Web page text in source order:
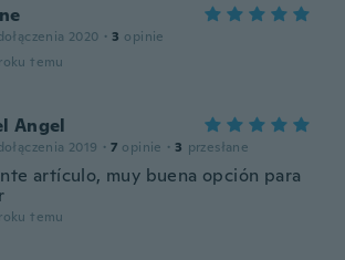
2020 · 3 opinie
temu
Angel
2019 · 7 opinie · 3 przesłane
artículo, muy buena opción para
temu